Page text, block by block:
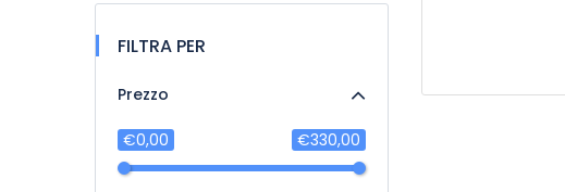
FILTRA PER
Prezzo
€0,00 €330,00